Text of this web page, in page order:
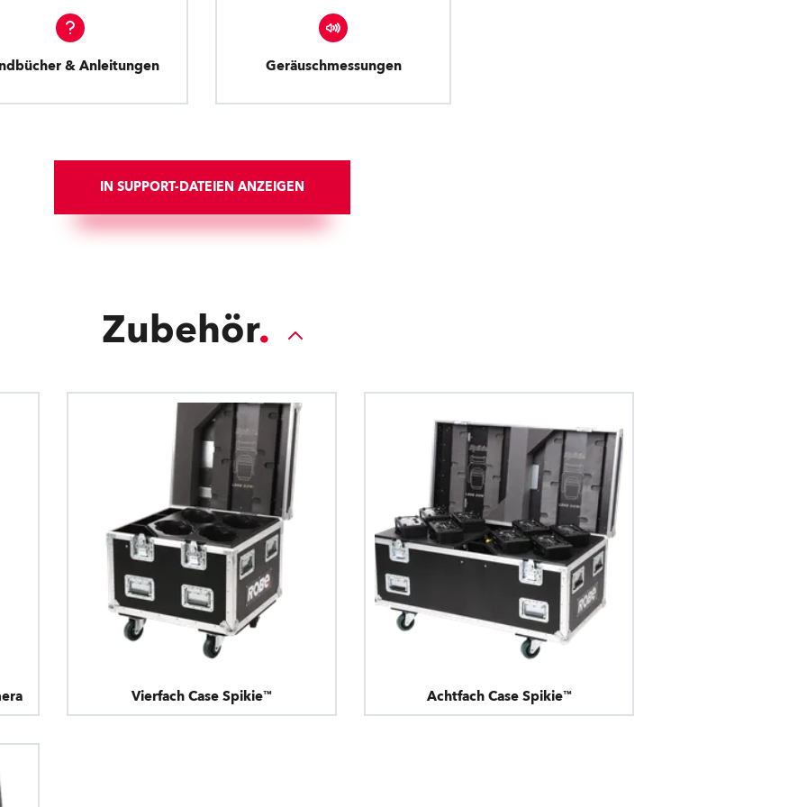
& Anleitungen Geräuschmessungen
IN SUPPORT-DATEIEN ANZEIGEN
Zubehör
Vierfach Case Spikie™ Achtfach Case Spikie™